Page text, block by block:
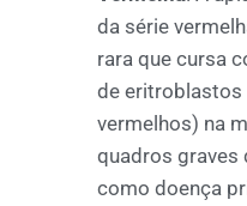
da série
rara que cursa
de
vermelhos) na
quadros graves
como doença